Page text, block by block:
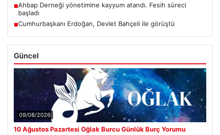
■Ahbap Derneği yönetimine kayyum atandı. Fesih süreci
başladı
■Cumhurbaşkanı Erdoğan, Devlet Bahçeli ile görüştü
Güncel
09/08/2026
10 Ağustos Pazartesi Oğlak Burcu Günlük Burç Yorumu